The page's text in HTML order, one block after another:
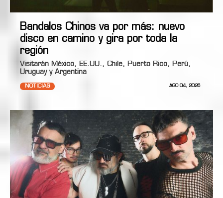
Bandalos Chinos va por más: nuevo
disco en camino y gira por toda la
región
Visitarán México, EE.UU., Chile, Puerto Rico, Perú,
Uruguay y Argentina
NOTICIAS AGO 04, 2026